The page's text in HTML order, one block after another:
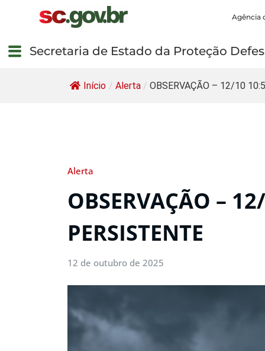
Agência
Secretaria de Estado da Proteção
Início / Alerta / OBSERVAÇÃO – 12/10
Alerta
OBSERVAÇÃO –
PERSISTENTE
12 de outubro de 2025